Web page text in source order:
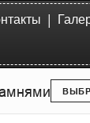
|